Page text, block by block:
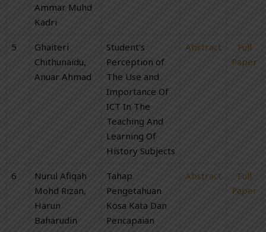
Ammar Muhd
Kadri
5
Ghaiteri
Chithunaidu,
Anuar Ahmad
Student’s
Perception of
The Use and
Importance Of
ICT In The
Teaching And
Learning Of
History Subjects
Abstract
Full
Paper
6
Nurul Afiqah
Mohd Rizan,
Harun
Baharudin
Tahap
Pengetahuan
Kosa Kata Dan
Pencapaian
Abstract
Full
Paper